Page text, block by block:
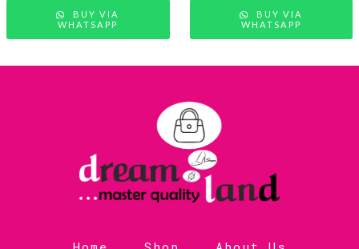
BUY VIA
WHATSAPP
BUY VIA
WHATSAPP